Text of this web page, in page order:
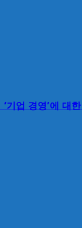
업 경영’에 대